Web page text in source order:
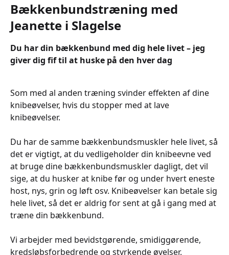
Bækkenbundstræning med
Jeanette i Slagelse
Du har din bækkenbund med dig hele livet – jeg
giver dig fif til at huske på den hver dag
Som med al anden træning svinder effekten af dine
knibeøvelser, hvis du stopper med at lave
knibeøvelser.
Du har de samme bækkenbundsmuskler hele livet, så
det er vigtigt, at du vedligeholder din knibeevne ved
at bruge dine bækkenbundsmuskler dagligt, det vil
sige, at du husker at knibe før og under hvert eneste
host, nys, grin og løft osv. Knibeøvelser kan betale sig
hele livet, så det er aldrig for sent at gå i gang med at
træne din bækkenbund.
Vi arbejder med bevidstgørende, smidiggørende,
kredsløbsforbedrende og styrkende øvelser.